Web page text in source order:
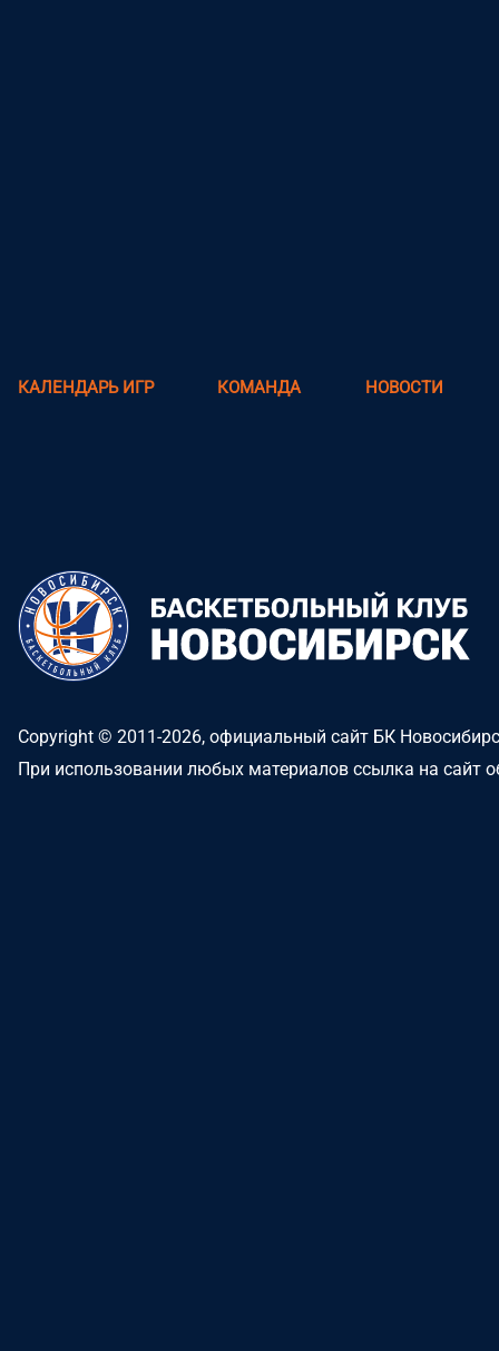
КАЛЕНДАРЬ ИГР КОМАНДА НОВОСТИ
Copyright © 2011-2026, официальный сайт БК
При использовании любых материалов ссылка на сайт